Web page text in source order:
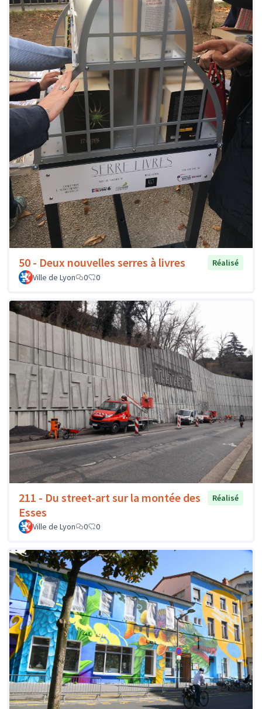
50 - Deux nouvelles serres à livres
Réalisé
Ville de Lyon
0 0
211 - Du street-art sur la montée des
Esses
Réalisé
Ville de Lyon 0 0